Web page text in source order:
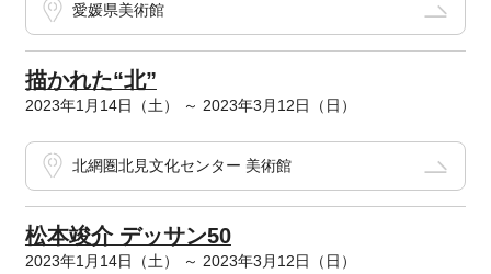
愛媛県美術館
描かれた“北”
2023年1月14日（土） ～ 2023年3月12日（日）
北網圏北見文化センター 美術館
松本竣介 デッサン50
2023年1月14日（土） ～ 2023年3月12日（日）